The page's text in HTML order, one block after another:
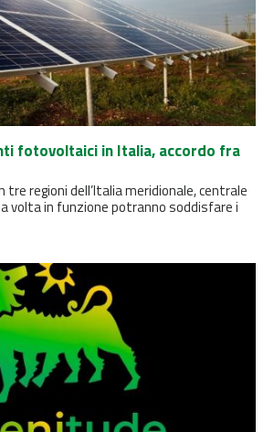
fotovoltaici in Italia, accordo fra
tre regioni dell’Italia meridionale, centrale
volta in funzione potranno soddisfare i